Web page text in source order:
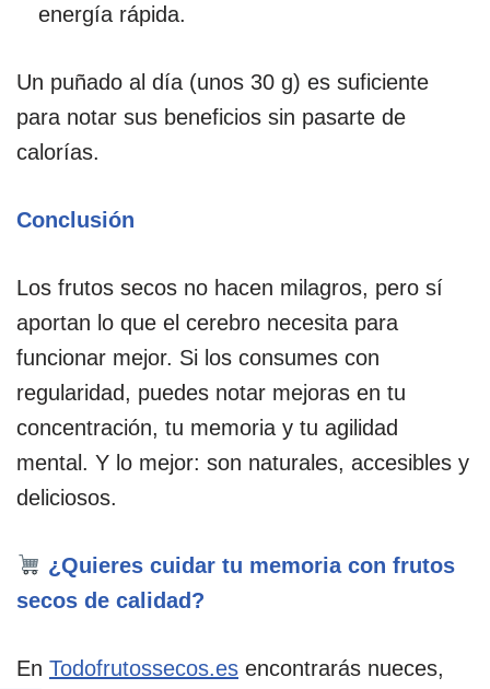
energía rápida.
Un puñado al día (unos 30 g) es suficiente
para notar sus beneficios sin pasarte de
calorías.
Conclusión
Los frutos secos no hacen milagros, pero sí
aportan lo que el cerebro necesita para
funcionar mejor. Si los consumes con
regularidad, puedes notar mejoras en tu
concentración, tu memoria y tu agilidad
mental. Y lo mejor: son naturales, accesibles y
deliciosos.
¿Quieres cuidar tu memoria con frutos
secos de calidad?
En Todofrutossecos.es encontrarás nueces,